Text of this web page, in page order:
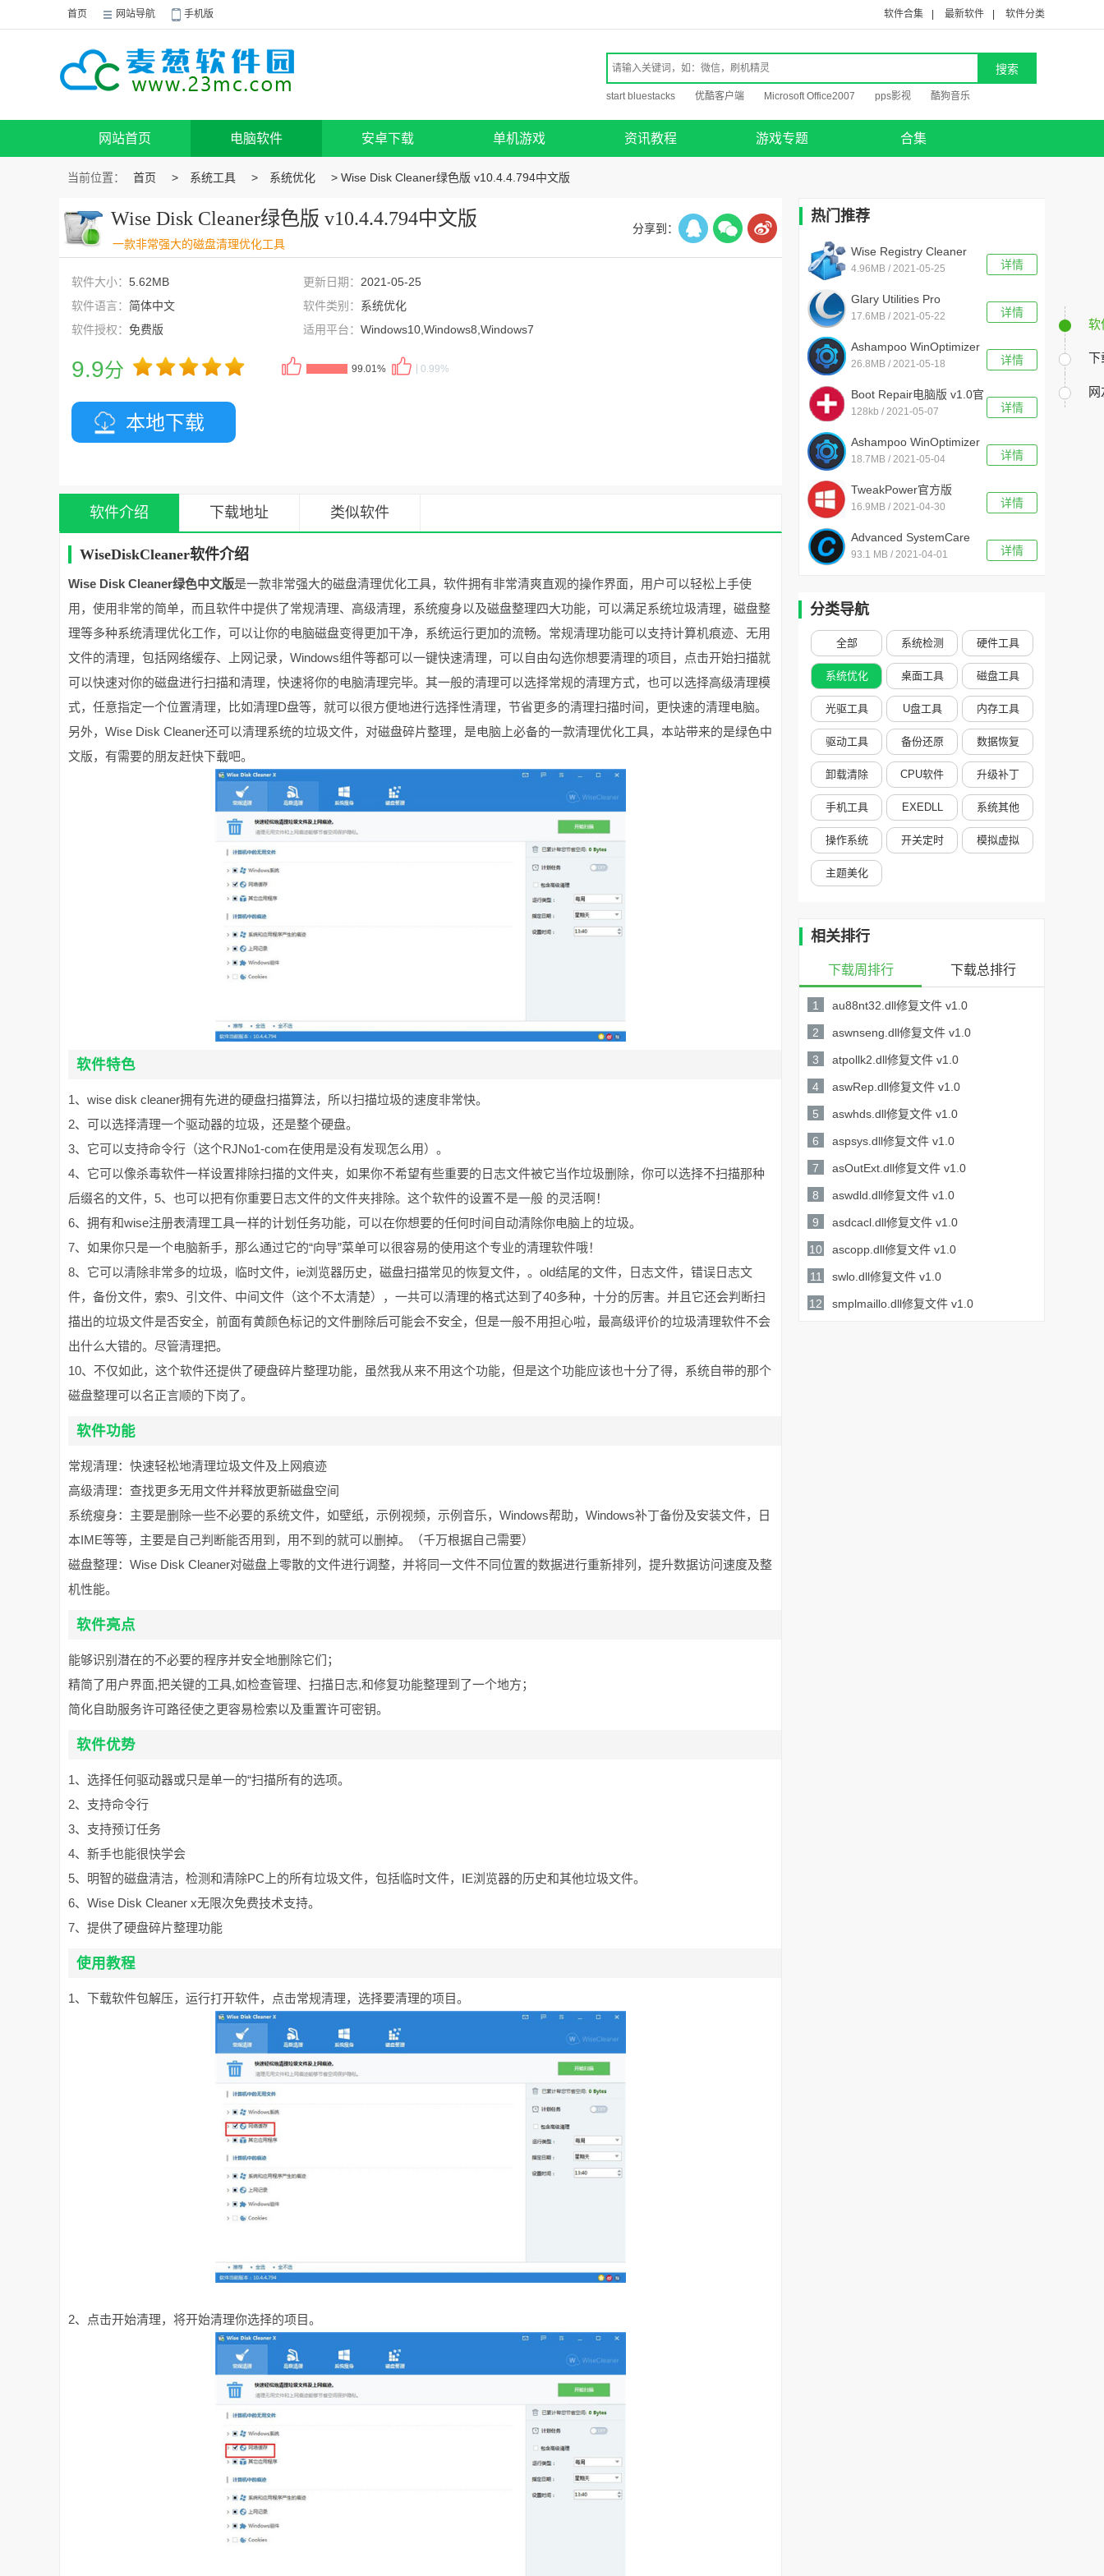
首页 网站导航 手机版 软件合集 最新软件 软件分类
start bluestacks 优酷客户端 Microsoft Office2007 pps影视 酷狗音乐
网站首页 电脑软件 安卓下载 单机游戏 资讯教程 游戏专题 合集
当前位置： 首页 > 系统工具 > 系统优化 > Wise Disk Cleaner绿色版 v10.4.4.794中文版
Wise Disk Cleaner绿色版 v10.4.4.794中文版
一款非常强大的磁盘清理优化工具
分享到：
软件大小： 5.62MB 更新日期： 2021-05-25
软件语言： 简体中文 软件类别： 系统优化
软件授权： 免费版 适用平台： Windows10,Windows8,Windows7
9.9分 99.01% 0.99%
本地下载
软件介绍 下载地址 类似软件
WiseDiskCleaner软件介绍
Wise Disk Cleaner绿色中文版是一款非常强大的磁盘清理优化工具，软件拥有非常清爽直观的操作界面，用户可以轻松上手使
用，使用非常的简单，而且软件中提供了常规清理、高级清理，系统瘦身以及磁盘整理四大功能，可以满足系统垃圾清理，磁盘整
理等多种系统清理优化工作，可以让你的电脑磁盘变得更加干净，系统运行更加的流畅。常规清理功能可以支持计算机痕迹、无用
文件的清理，包括网络缓存、上网记录，Windows组件等都可以一键快速清理，可以自由勾选你想要清理的项目，点击开始扫描就
可以快速对你的磁盘进行扫描和清理，快速将你的电脑清理完毕。其一般的清理可以选择常规的清理方式，也可以选择高级清理模
式，任意指定一个位置清理，比如清理D盘等，就可以很方便地进行选择性清理，节省更多的清理扫描时间，更快速的清理电脑。
另外，Wise Disk Cleaner还可以清理系统的垃圾文件，对磁盘碎片整理，是电脑上必备的一款清理优化工具，本站带来的是绿色中
文版，有需要的朋友赶快下载吧。
软件特色
1、wise disk cleaner拥有先进的硬盘扫描算法，所以扫描垃圾的速度非常快。
2、可以选择清理一个驱动器的垃圾，还是整个硬盘。
3、它可以支持命令行（这个RJNo1-com在使用是没有发现怎么用）。
4、它可以像杀毒软件一样设置排除扫描的文件夹，如果你不希望有些重要的日志文件被它当作垃圾删除，你可以选择不扫描那种
后缀名的文件，5、也可以把有你重要日志文件的文件夹排除。这个软件的设置不是一般 的灵活啊！
6、拥有和wise注册表清理工具一样的计划任务功能，可以在你想要的任何时间自动清除你电脑上的垃圾。
7、如果你只是一个电脑新手，那么通过它的“向导”菜单可以很容易的使用这个专业的清理软件哦！
8、它可以清除非常多的垃圾，临时文件，ie浏览器历史，磁盘扫描常见的恢复文件，。old结尾的文件，日志文件，错误日志文
件，备份文件，索9、引文件、中间文件（这个不太清楚），一共可以清理的格式达到了40多种，十分的厉害。并且它还会判断扫
描出的垃圾文件是否安全，前面有黄颜色标记的文件删除后可能会不安全，但是一般不用担心啦，最高级评价的垃圾清理软件不会
出什么大错的。尽管清理把。
10、不仅如此，这个软件还提供了硬盘碎片整理功能，虽然我从来不用这个功能，但是这个功能应该也十分了得，系统自带的那个
磁盘整理可以名正言顺的下岗了。
软件功能
常规清理：快速轻松地清理垃圾文件及上网痕迹
高级清理：查找更多无用文件并释放更新磁盘空间
系统瘦身：主要是删除一些不必要的系统文件，如壁纸，示例视频，示例音乐，Windows帮助，Windows补丁备份及安装文件，日
本IME等等，主要是自己判断能否用到，用不到的就可以删掉。（千万根据自己需要）
磁盘整理：Wise Disk Cleaner对磁盘上零散的文件进行调整，并将同一文件不同位置的数据进行重新排列，提升数据访问速度及整
机性能。
软件亮点
能够识别潜在的不必要的程序并安全地删除它们；
精简了用户界面,把关键的工具,如检查管理、扫描日志,和修复功能整理到了一个地方；
简化自助服务许可路径使之更容易检索以及重置许可密钥。
软件优势
1、选择任何驱动器或只是单一的“扫描所有的选项。
2、支持命令行
3、支持预订任务
4、新手也能很快学会
5、明智的磁盘清洁，检测和清除PC上的所有垃圾文件，包括临时文件，IE浏览器的历史和其他垃圾文件。
6、Wise Disk Cleaner x无限次免费技术支持。
7、提供了硬盘碎片整理功能
使用教程
1、下载软件包解压，运行打开软件，点击常规清理，选择要清理的项目。
2、点击开始清理，将开始清理你选择的项目。
热门推荐
详情
Wise Registry Cleaner
Pro v10.3.5.694绿色版
4.96MB / 2021-05-25
详情
Glary Utilities Pro
v5.166.0.092中文绿色版
17.6MB / 2021-05-22
详情
Ashampoo WinOptimizer
19 v19.00.10中文版
26.8MB / 2021-05-18
详情
Boot Repair电脑版 v1.0官
方版
128kb / 2021-05-07
详情
Ashampoo WinOptimizer
18 v18.00.10中文版
18.7MB / 2021-05-04
详情
TweakPower官方版
v1.173
16.9MB / 2021-04-30
详情
Advanced SystemCare
v14.0.1.112免激活码
93.1 MB / 2021-04-01
分类导航
全部 系统检测 硬件工具
系统优化 桌面工具 磁盘工具
光驱工具 U盘工具 内存工具
驱动工具 备份还原 数据恢复
卸载清除 CPU软件 升级补丁
手机工具 EXEDLL 系统其他
操作系统 开关定时 模拟虚拟
主题美化
相关排行
下载周排行 下载总排行
1
au88nt32.dll修复文件 v1.0
51KB /
2
aswnseng.dll修复文件 v1.0
47KB /
3
atpollk2.dll修复文件 v1.0
222KB /
4
aswRep.dll修复文件 v1.0
153KB /
5
aswhds.dll修复文件 v1.0
249KB /
6
aspsys.dll修复文件 v1.0
995KB /
7
asOutExt.dll修复文件 v1.0
128KB /
8
aswdld.dll修复文件 v1.0
48KB /
9
asdcacl.dll修复文件 v1.0
49KB /
10
ascopp.dll修复文件 v1.0
105KB /
11
swlo.dll修复文件 v1.0
5.28MB /
12
smplmaillo.dll修复文件 v1.0
软
下